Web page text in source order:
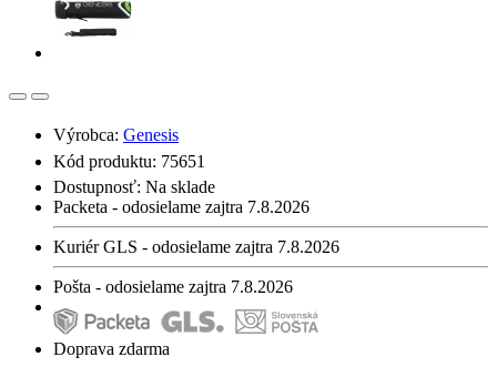
Výrobca: Genesis
Kód produktu: 75651
Dostupnosť: Na sklade
Packeta - odosielame zajtra 7.8.2026
Kuriér GLS - odosielame zajtra 7.8.2026
Pošta - odosielame zajtra 7.8.2026
Doprava zdarma